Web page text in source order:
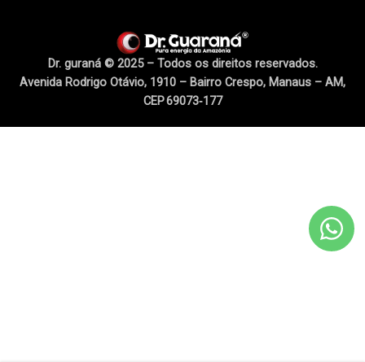
Dr. guraná © 2025 – Todos os direitos reservados.
Avenida Rodrigo Otávio, 1910 – Bairro Crespo, Manaus – AM,
CEP 69073‑177